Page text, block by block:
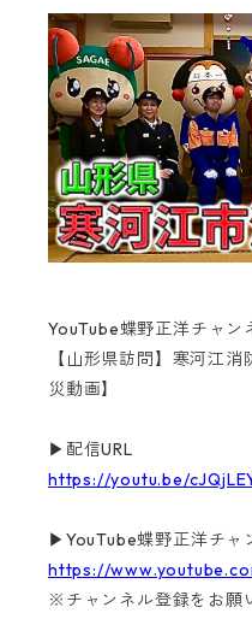
YouTube蝶野正洋チャ
【山形県訪問】寒河江
災動画】
▶配信URL
https://youtu.be/
▶YouTube蝶野正洋チャ
https://
※チャンネル登録をお願